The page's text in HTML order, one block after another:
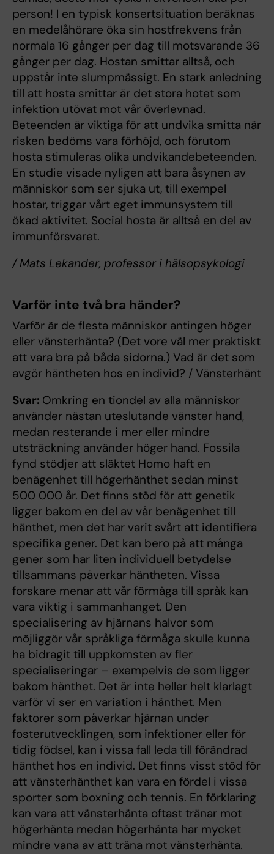
person! I en typisk konsertsituation beräknas
en medelåhörare öka sin hostfrekvens från
normala 16 gånger per dag till motsvarande 36
gånger per dag. Hostan smittar alltså, och
uppstår inte slumpmässigt. En stark anledning
till att hosta smittar är det stora hotet som
infektion utövat mot vår överlevnad.
Beteenden är viktiga för att undvika smitta när
risken bedöms vara förhöjd, och förutom
hosta stimuleras olika undvikandebeteenden.
En studie visade nyligen att bara åsynen av
människor som ser sjuka ut, till exempel
hostar, triggar vårt eget immunsystem till
ökad aktivitet. Social hosta är alltså en del av
immunförsvaret.
/ Mats Lekander, professor i hälsopsykologi
Varför inte två bra händer?
Varför är de flesta människor antingen höger
eller vänsterhänta? (Det vore väl mer praktiskt
att vara bra på båda sidorna.) Vad är det som
avgör häntheten hos en individ? / Vänsterhänt
Svar: Omkring en tiondel av alla människor
använder nästan uteslutande vänster hand,
medan resterande i mer eller mindre
utsträckning använder höger hand. Fossila
fynd stödjer att släktet Homo haft en
benägenhet till högerhänthet sedan minst
500 000 år. Det finns stöd för att genetik
ligger bakom en del av vår benägenhet till
hänthet, men det har varit svårt att identifiera
specifika gener. Det kan bero på att många
gener som har liten individuell betydelse
tillsammans påverkar häntheten. Vissa
forskare menar att vår förmåga till språk kan
vara viktig i sammanhanget. Den
specialisering av hjärnans halvor som
möjliggör vår språkliga förmåga skulle kunna
ha bidragit till uppkomsten av fler
specialiseringar – exempelvis de som ligger
bakom hänthet. Det är inte heller helt klarlagt
varför vi ser en variation i hänthet. Men
faktorer som påverkar hjärnan under
fosterutvecklingen, som infektioner eller för
tidig födsel, kan i vissa fall leda till förändrad
hänthet hos en individ. Det finns visst stöd för
att vänsterhänthet kan vara en fördel i vissa
sporter som boxning och tennis. En förklaring
kan vara att vänsterhänta oftast tränar mot
högerhänta medan högerhänta har mycket
mindre vana av att träna mot vänsterhänta.